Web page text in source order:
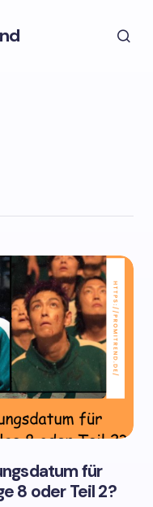
für
8 oder Teil 2?